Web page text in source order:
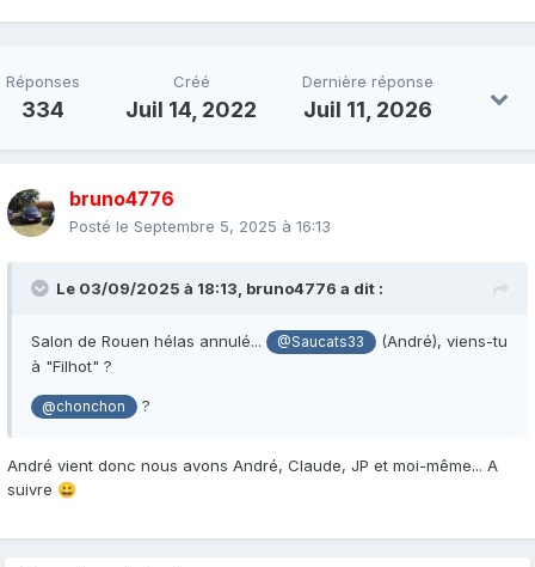
Réponses
334
Créé
Juil 14, 2022
Dernière réponse
Juil 11, 2026
bruno4776
Posté le Septembre 5, 2025 à 16:13
Le 03/09/2025 à 18:13, bruno4776 a dit :
Salon de Rouen hélas annulé... @Saucats33
(André), viens-tu
à "Filhot" ?
@chonchon ?
André vient donc nous avons André, Claude, JP et moi-même... A
suivre 😀